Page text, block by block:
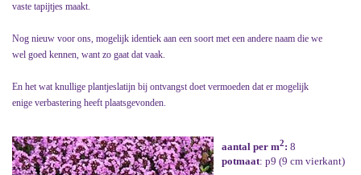
vaste tapijtjes maakt.
Nog nieuw voor ons, mogelijk identiek aan een soort met een andere naam die we
wel goed kennen, want zo gaat dat vaak.
En het wat knullige plantjeslatijn bij ontvangst doet vermoeden dat er mogelijk
enige verbastering heeft plaatsgevonden.
aantal per m2: 8
potmaat: p9 (9 cm vierkant)